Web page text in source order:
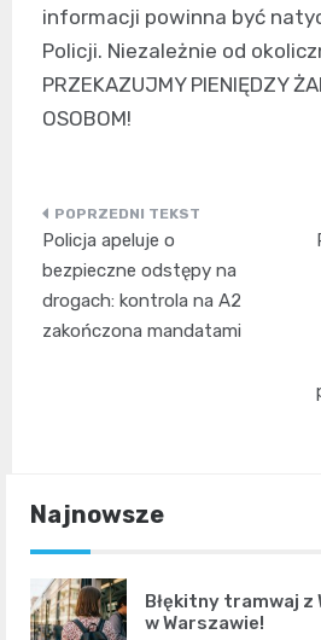
informacji powinna być
Policji. Niezależnie od
PRZEKAZUJMY PIENIĘDZY
OSOBOM!
Nawigacja
wpisu
Policja apeluje o
bezpieczne odstępy na
drogach: kontrola na A2
zakończona mandatami
Najnowsze
Błękitny tramwaj z
w Warszawie!